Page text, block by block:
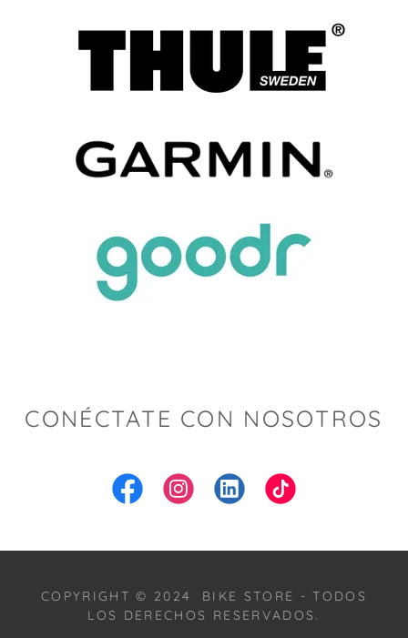
CONÉCTATE CON NOSOTROS
COPYRIGHT © 2024 BIKE STORE - TODOS
LOS DERECHOS RESERVADOS.